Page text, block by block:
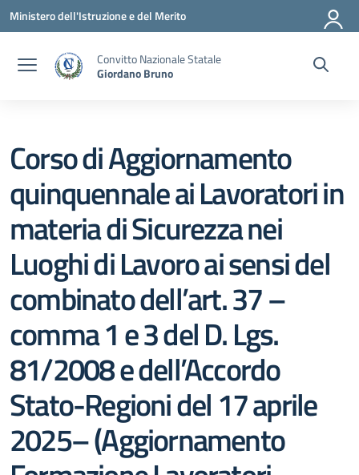
Vai ai contenuti
Vai al menu di navigazione
Vai al footer
Ministero dell'Istruzione e del Merito
Convitto Nazionale Statale
Giordano Bruno
Corso di Aggiornamento
quinquennale ai Lavoratori in
materia di Sicurezza nei
Luoghi di Lavoro ai sensi del
combinato dell’art. 37 –
comma 1 e 3 del D. Lgs.
81/2008 e dell’Accordo
Stato-Regioni del 17 aprile
2025– (Aggiornamento